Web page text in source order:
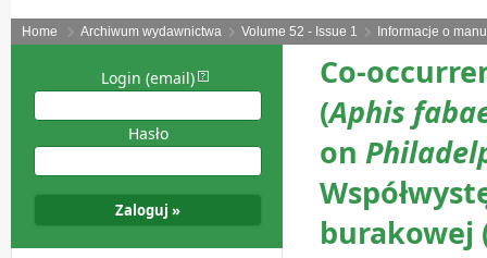
Home Archiwum wydawnictwa Volume 52 - Issue 1 Informacje o
Login (email)
Hasło
Co-
(Aphis
on
burakowej